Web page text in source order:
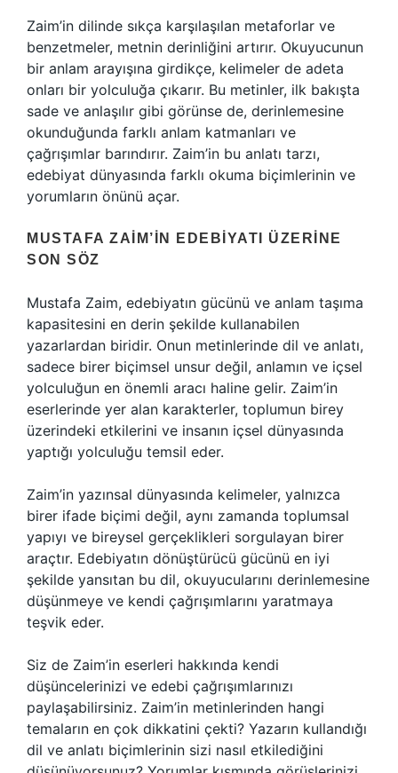
Zaim’in dilinde sıkça karşılaşılan metaforlar ve
benzetmeler, metnin derinliğini artırır. Okuyucunun
bir anlam arayışına girdikçe, kelimeler de adeta
onları bir yolculuğa çıkarır. Bu metinler, ilk bakışta
sade ve anlaşılır gibi görünse de, derinlemesine
okunduğunda farklı anlam katmanları ve
çağrışımlar barındırır. Zaim’in bu anlatı tarzı,
edebiyat dünyasında farklı okuma biçimlerinin ve
yorumların önünü açar.
MUSTAFA ZAIM’IN EDEBIYATI ÜZERINE
SON SÖZ
Mustafa Zaim, edebiyatın gücünü ve anlam taşıma
kapasitesini en derin şekilde kullanabilen
yazarlardan biridir. Onun metinlerinde dil ve anlatı,
sadece birer biçimsel unsur değil, anlamın ve içsel
yolculuğun en önemli aracı haline gelir. Zaim’in
eserlerinde yer alan karakterler, toplumun birey
üzerindeki etkilerini ve insanın içsel dünyasında
yaptığı yolculuğu temsil eder.
Zaim’in yazınsal dünyasında kelimeler, yalnızca
birer ifade biçimi değil, aynı zamanda toplumsal
yapıyı ve bireysel gerçeklikleri sorgulayan birer
araçtır. Edebiyatın dönüştürücü gücünü en iyi
şekilde yansıtan bu dil, okuyucularını derinlemesine
düşünmeye ve kendi çağrışımlarını yaratmaya
teşvik eder.
Siz de Zaim’in eserleri hakkında kendi
düşüncelerinizi ve edebi çağrışımlarınızı
paylaşabilirsiniz. Zaim’in metinlerinden hangi
temaların en çok dikkatini çekti? Yazarın kullandığı
dil ve anlatı biçimlerinin sizi nasıl etkilediğini